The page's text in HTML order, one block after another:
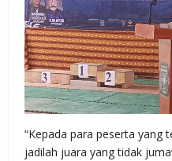
“Kepada para peserta yang
jadilah juara yang tidak